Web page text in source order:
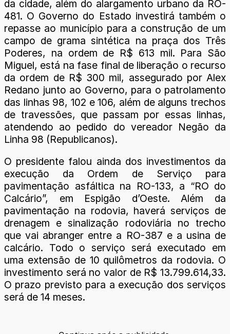
da cidade, além do alargamento urbano da RO-
481. O Governo do Estado investirá também o
repasse ao município para a construção de um
campo de grama sintética na praça dos Três
Poderes, na ordem de R$ 613 mil. Para São
Miguel, está na fase final de liberação o recurso
da ordem de R$ 300 mil, assegurado por Alex
Redano junto ao Governo, para o patrolamento
das linhas 98, 102 e 106, além de alguns trechos
de travessões, que passam por essas linhas,
atendendo ao pedido do vereador Negão da
Linha 98 (Republicanos).
O presidente falou ainda dos investimentos da
execução da Ordem de Serviço para
pavimentação asfáltica na RO-133, a “RO do
Calcário”, em Espigão d’Oeste. Além da
pavimentação na rodovia, haverá serviços de
drenagem e sinalização rodoviária no trecho
que vai abranger entre a RO-387 e a usina de
calcário. Todo o serviço será executado em
uma extensão de 10 quilômetros da rodovia. O
investimento será no valor de R$ 13.799.614,33.
O prazo previsto para a execução dos serviços
será de 14 meses.